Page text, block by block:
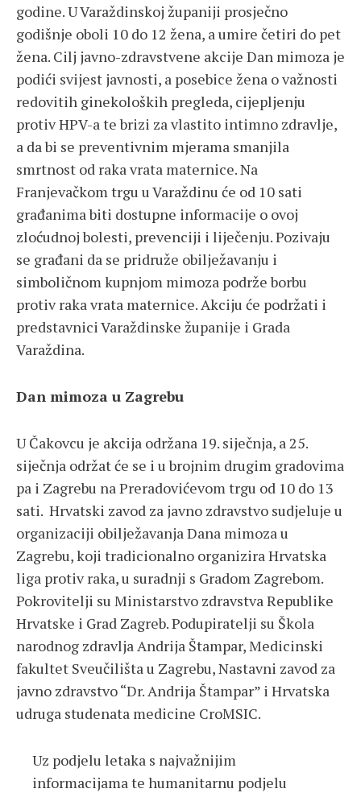
godine. U Varaždinskoj županiji prosječno
godišnje oboli 10 do 12 žena, a umire četiri do pet
žena. Cilj javno-zdravstvene akcije Dan mimoza je
podići svijest javnosti, a posebice žena o važnosti
redovitih ginekoloških pregleda, cijepljenju
protiv HPV-a te brizi za vlastito intimno zdravlje,
a da bi se preventivnim mjerama smanjila
smrtnost od raka vrata maternice. Na
Franjevačkom trgu u Varaždinu će od 10 sati
građanima biti dostupne informacije o ovoj
zloćudnoj bolesti, prevenciji i liječenju. Pozivaju
se građani da se pridruže obilježavanju i
simboličnom kupnjom mimoza podrže borbu
protiv raka vrata maternice. Akciju će podržati i
predstavnici Varaždinske županije i Grada
Varaždina.
Dan mimoza u Zagrebu
U Čakovcu je akcija održana 19. siječnja, a 25.
siječnja održat će se i u brojnim drugim gradovima
pa i Zagrebu na Preradovićevom trgu od 10 do 13
sati. Hrvatski zavod za javno zdravstvo sudjeluje u
organizaciji obilježavanja Dana mimoza u
Zagrebu, koji tradicionalno organizira Hrvatska
liga protiv raka, u suradnji s Gradom Zagrebom.
Pokrovitelji su Ministarstvo zdravstva Republike
Hrvatske i Grad Zagreb. Podupiratelji su Škola
narodnog zdravlja Andrija Štampar, Medicinski
fakultet Sveučilišta u Zagrebu, Nastavni zavod za
javno zdravstvo “Dr. Andrija Štampar” i Hrvatska
udruga studenata medicine CroMSIC.
Uz podjelu letaka s najvažnijim
informacijama te humanitarnu podjelu